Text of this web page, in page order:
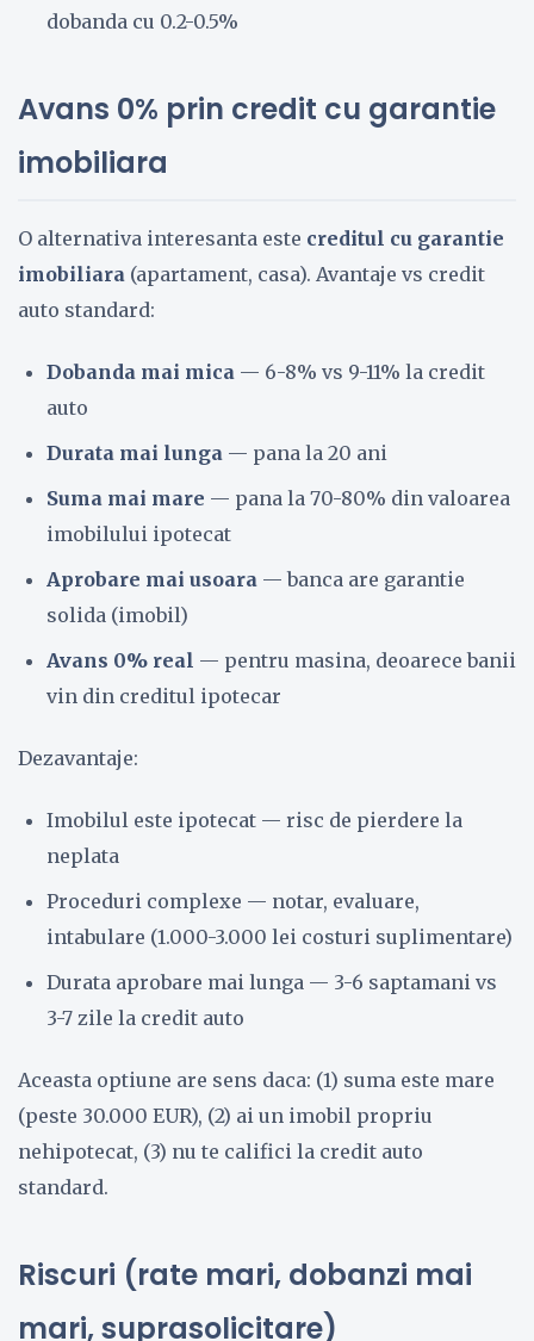
dobanda cu 0.2-0.5%
Avans 0% prin credit cu garantie
imobiliara
O alternativa interesanta este creditul cu garantie
imobiliara (apartament, casa). Avantaje vs credit
auto standard:
Dobanda mai mica — 6-8% vs 9-11% la credit
auto
Durata mai lunga — pana la 20 ani
Suma mai mare — pana la 70-80% din valoarea
imobilului ipotecat
Aprobare mai usoara — banca are garantie
solida (imobil)
Avans 0% real — pentru masina, deoarece banii
vin din creditul ipotecar
Dezavantaje:
Imobilul este ipotecat — risc de pierdere la
neplata
Proceduri complexe — notar, evaluare,
intabulare (1.000-3.000 lei costuri suplimentare)
Durata aprobare mai lunga — 3-6 saptamani vs
3-7 zile la credit auto
Aceasta optiune are sens daca: (1) suma este mare
(peste 30.000 EUR), (2) ai un imobil propriu
nehipotecat, (3) nu te califici la credit auto
standard.
Riscuri (rate mari, dobanzi mai
mari, suprasolicitare)